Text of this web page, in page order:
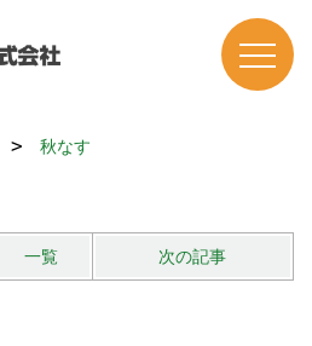
秋なす
一覧 次の記事